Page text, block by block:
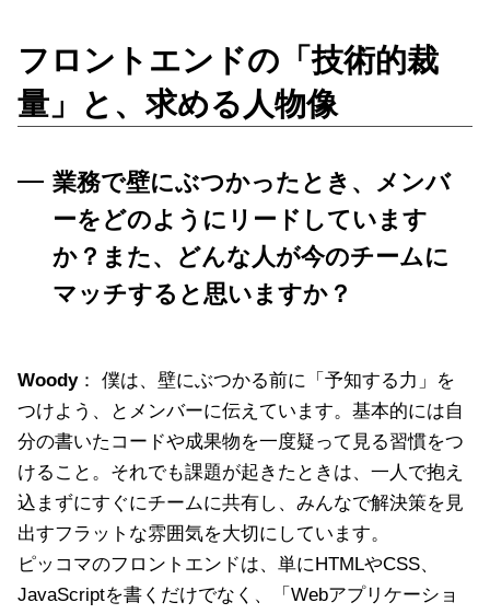
フロントエンドの「技術的裁
量」と、求める人物像
業務で壁にぶつかったとき、メンバ
ーをどのようにリードしています
か？また、どんな人が今のチームに
マッチすると思いますか？
Woody： 僕は、壁にぶつかる前に「予知する力」を
つけよう、とメンバーに伝えています。基本的には自
分の書いたコードや成果物を一度疑って見る習慣をつ
けること。それでも課題が起きたときは、一人で抱え
込まずにすぐにチームに共有し、みんなで解決策を見
出すフラットな雰囲気を大切にしています。
ピッコマのフロントエンドは、単にHTMLやCSS、
JavaScriptを書くだけでなく、「Webアプリケーショ